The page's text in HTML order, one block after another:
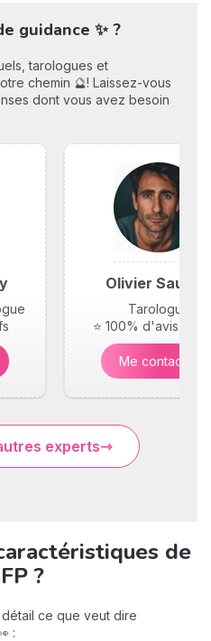
guidance ✨ ?
tarologues et
chemin 🔮! Laissez-vous
dont vous avez besoin
Olivier Saunier
Tarologue
⭐ 100% d'avis
Me contacter
experts
de
?
ce que veut dire
: